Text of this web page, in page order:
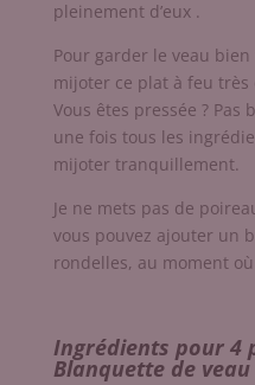
pleinement d’eux .
Pour garder le veau
mijoter ce plat à feu très
Vous êtes pressée ? Pas
une fois tous les
mijoter tranquillement.
Je ne mets pas de
vous pouvez ajouter un
rondelles, au moment
Ingrédients pour 4
Blanquette de